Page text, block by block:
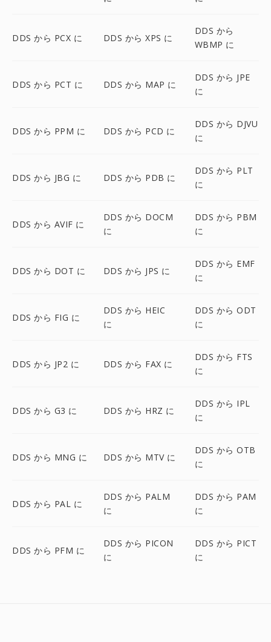
DDS から PCX に DDS から XPS に
DDS から
WBMP に
DDS から PCT に DDS から MAP に
DDS から JPE
に
DDS から PPM に DDS から PCD に
DDS から DJVU
に
DDS から JBG に DDS から PDB に
DDS から PLT
に
DDS から AVIF に
DDS から DOCM
に
DDS から PBM
に
DDS から DOT に DDS から JPS に
DDS から EMF
に
DDS から FIG に
DDS から HEIC
に
DDS から ODT
に
DDS から JP2 に DDS から FAX に
DDS から FTS
に
DDS から G3 に DDS から HRZ に
DDS から IPL
に
DDS から MNG に DDS から MTV に
DDS から OTB
に
DDS から PAL に
DDS から PALM
に
DDS から PAM
に
DDS から PFM に
DDS から PICON
に
DDS から PICT
に